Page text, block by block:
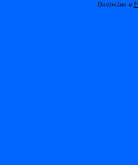
Hostováno u